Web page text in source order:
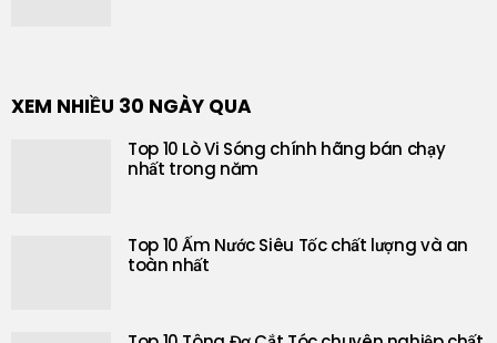
XEM NHIỀU 30 NGÀY QUA
Top 10 Lò Vi Sóng chính hãng bán chạy
nhất trong năm
Top 10 Ấm Nước Siêu Tốc chất lượng và an
toàn nhất